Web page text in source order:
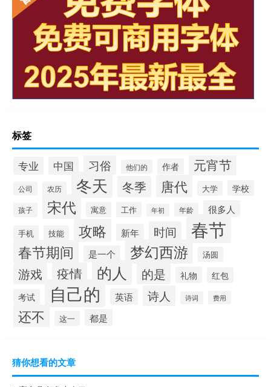
标签
专业 中国 习俗 他们的 作者 元宵节
公司 农历 冬天 冬季 唐代 大学 学校
孩子 宋代 寓意 工作 年初 年龄 很多人
手机 技能 攻略 新年 时间 春节
春节期间 是一个 梦幻西游 汤圆
游戏 疫情 的人 的是 礼物
红包
考试
自己的 英语 诗人 诗词 费用
还不 这一 都是
猜你想看的文章